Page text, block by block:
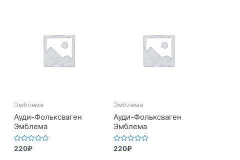
Эмблема
Ауди-Фольксваген
Эмблема
Оценка
220₽
Эмблема
Ауди-Фольксваген
Эмблема
Оценка
220₽